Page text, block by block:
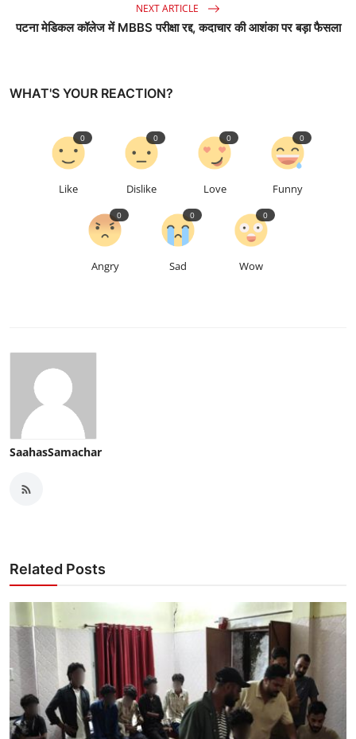
NEXT ARTICLE
पटना मेडिकल कॉलेज में MBBS परीक्षा रद्द, कदाचार की आशंका पर बड़ा फैसला
WHAT'S YOUR REACTION?
Like
0
Dislike
0
Love
0
Funny
0
Angry
0
Sad
0
Wow
0
SaahasSamachar
Related Posts